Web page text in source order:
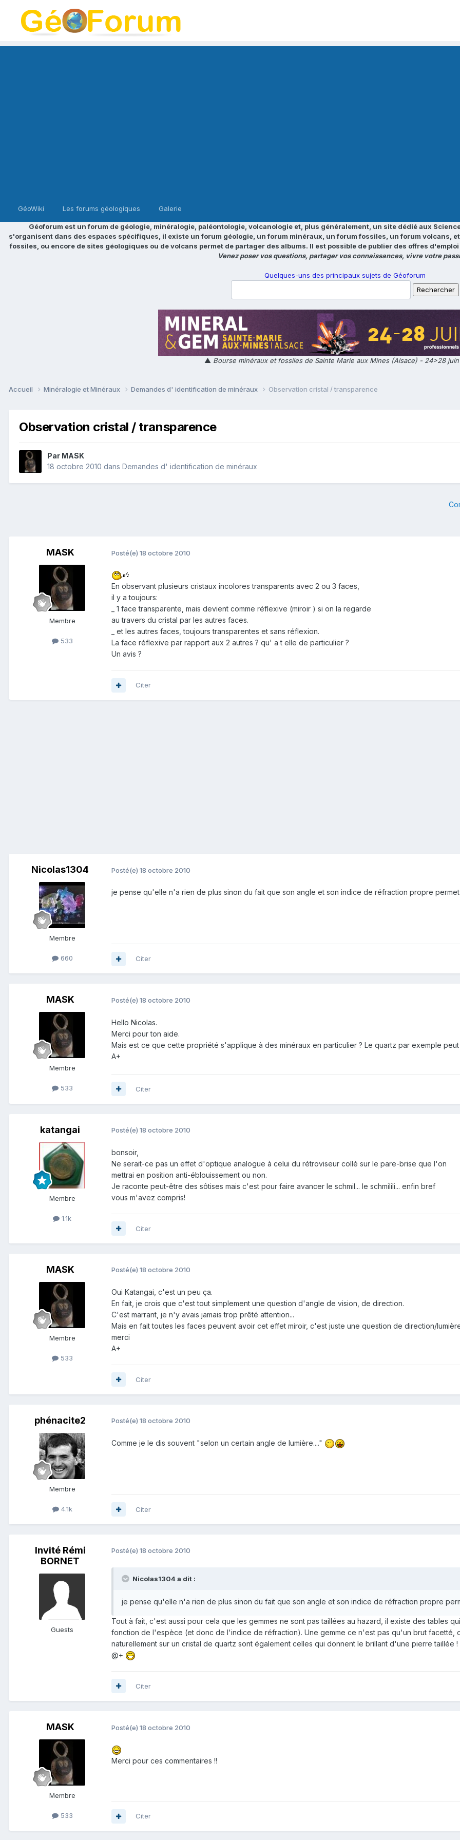
GéoWiki Les forums géologiques Galerie
Géoforum est un forum de géologie, minéralogie, paléontologie, volcanologie et, plus généralement, un site dédié aux
s'organisent dans des espaces spécifiques, il existe un forum géologie, un forum minéraux, un forum fossiles, un forum volcans,
fossiles, ou encore de sites géologiques ou de volcans permet de partager des albums. Il est possible de publier des offres
Venez poser vos questions, partager vos connaissances, vivre votre
Quelques-uns des principaux sujets de Géoforum
▲ Bourse minéraux et fossiles de Sainte Marie aux Mines (Alsace) - 24>28
Accueil Minéralogie et Minéraux Demandes d' identification de minéraux Observation cristal / transparence
Observation cristal / transparence
Par MASK
18 octobre 2010 dans Demandes d' identification de minéraux
MASK
Membre
533
Posté(e) 18 octobre 2010
En observant plusieurs cristaux incolores transparents avec 2 ou 3 faces,
il y a toujours:
_ 1 face transparente, mais devient comme réflexive (miroir ) si on la regarde
au travers du cristal par les autres faces.
_ et les autres faces, toujours transparentes et sans réflexion.
La face réflexive par rapport aux 2 autres ? qu' a t elle de particulier ?
Un avis ?
Citer
Nicolas1304
Membre
660
Posté(e) 18 octobre 2010
je pense qu'elle n'a rien de plus sinon du fait que son angle et son indice de réfraction propre
Citer
MASK
Membre
533
Posté(e) 18 octobre 2010
Hello Nicolas.
Merci pour ton aide.
Mais est ce que cette propriété s'applique à des minéraux en particulier ? Le quartz par exemple
A+
Citer
katangai
Membre
1.1k
Posté(e) 18 octobre 2010
bonsoir,
Ne serait-ce pas un effet d'optique analogue à celui du rétroviseur collé sur le pare-brise que l'on
mettrai en position anti-éblouissement ou non.
Je raconte peut-être des sôtises mais c'est pour faire avancer le schmil... le schmilili... enfin bref
vous m'avez compris!
Citer
MASK
Membre
533
Posté(e) 18 octobre 2010
Oui Katangai, c'est un peu ça.
En fait, je crois que c'est tout simplement une question d'angle de vision, de direction.
C'est marrant, je n'y avais jamais trop prêté attention...
Mais en fait toutes les faces peuvent avoir cet effet miroir, c'est juste une question de direction/
merci
A+
Citer
phénacite2
Membre
4.1k
Posté(e) 18 octobre 2010
Comme je le dis souvent "selon un certain angle de lumière...."
Citer
Invité Rémi
BORNET
Guests
Posté(e) 18 octobre 2010
Nicolas1304 a dit :
je pense qu'elle n'a rien de plus sinon du fait que son angle et son indice de réfraction propre
Tout à fait, c'est aussi pour cela que les gemmes ne sont pas taillées au hazard, il existe des tables
fonction de l'espèce (et donc de l'indice de réfraction). Une gemme ce n'est pas qu'un brut facetté,
naturellement sur un cristal de quartz sont également celles qui donnent le brillant d'une pierre taillée !
@+
Citer
MASK
Membre
533
Posté(e) 18 octobre 2010
Merci pour ces commentaires !!
Citer